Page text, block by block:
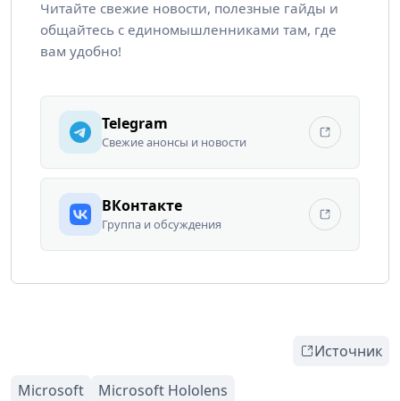
Читайте свежие новости, полезные гайды и
общайтесь с единомышленниками там, где
вам удобно!
Telegram
Свежие анонсы и новости
ВКонтакте
Группа и обсуждения
Источник